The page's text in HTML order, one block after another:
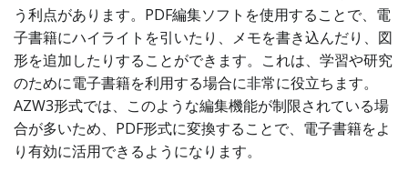
う利点があります。PDF編集ソフトを使用することで、電
子書籍にハイライトを引いたり、メモを書き込んだり、図
形を追加したりすることができます。これは、学習や研究
のために電子書籍を利用する場合に非常に役立ちます。
AZW3形式では、このような編集機能が制限されている場
合が多いため、PDF形式に変換することで、電子書籍をよ
り有効に活用できるようになります。